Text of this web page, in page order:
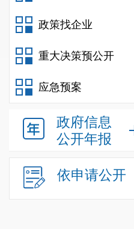
政策找企业
重大决策预公开
应急预案
政府信息
公开年报
依申请公开